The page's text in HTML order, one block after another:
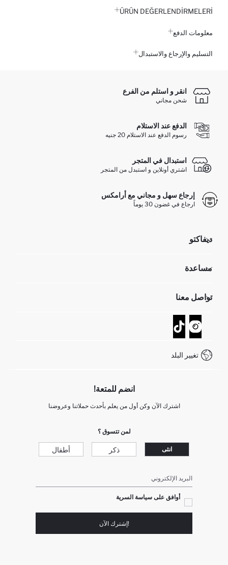
ÜRÜN DEĞERLENDİRMELERİ
معلومات الدفع
التسليم والإرجاع والاستبدال
انقر و استلم من الفرع
شحن مجاني
الدفع عند الاستلام
رسوم الدفع عند الاستلام 20 جنيه
استبدال في المتجر
اشتري أونلاين و استبدل من المتجر
إرجاع سهل و مجاني مع أرامكس
ارجاع في غضون 30 يوماً
ديفاكتو
تعرف علينا
GIFT CLUB
مساعدة
عمليات الارجاع و الاستبدال السهلة
تتبع الشحنة
كيف يمكنك التسوق في ديفاكتو ؟
كيف تدفع في ديفاكتو؟
شروط المنافسة
تواصل معنا
نموذج الاتصال
خدمة العملاء
Call Center 19782
تغيير البلد
انضم للمتعة!
اشترك الآن وكن أول من يعلم بأحدث حملاتنا وعروضنا
لمن تتسوق ؟
انثى ذكر أطفال
البريد الإلكتروني
أوافق على سياسة السرية
!إشترك الآن